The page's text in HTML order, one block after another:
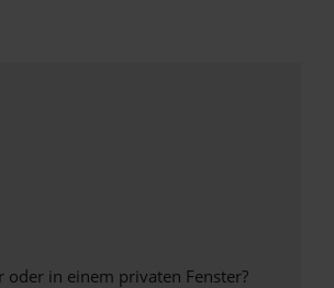
in einem privaten Fenster?